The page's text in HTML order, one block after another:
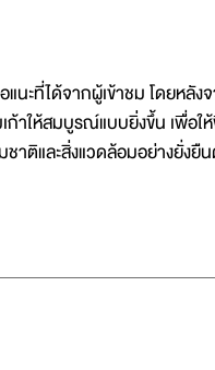
ได้จากผู้เข้าชม โดยหลังจ
าให้สมบูรณ์แบบยิ่งขึ้น เพื่อ
าติและสิ่งแวดล้อมอย่างยั่ง